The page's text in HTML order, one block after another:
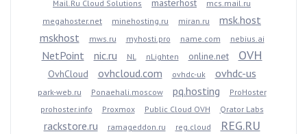
Mail.Ru Cloud Solutions
mcs.mail.ru
megahoster.net
minehosting.ru miran.ru
msk.host
mskhost
mws.ru myhosti.pro name.com nebius.ai
NetPoint nic.ru NL nLighten online.net OVH
OvhCloud ovhcloud.com ovhdc-uk ovhdc-us
park-web.ru Ponaehali.moscow pq.hosting
ProHoster
prohoster.info
Proxmox Public Cloud OVH Qrator Labs
rackstore.ru ramageddon.ru reg.cloud REG.RU